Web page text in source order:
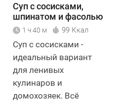
Суп с сосисками,
шпинатом и фасолью
1 ч 40 м 99 Ккал
Суп с сосисками -
идеальный вариант
для ленивых
кулинаров и
домохозяек. Всё